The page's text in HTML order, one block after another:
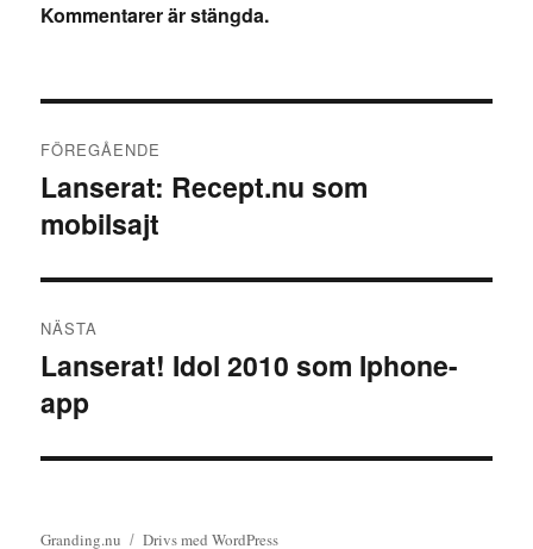
Kommentarer är stängda.
FÖREGÅENDE
Föregående
inlägg:
Lanserat: Recept.nu som
mobilsajt
NÄSTA
Nästa
inlägg:
Lanserat! Idol 2010 som Iphone-
app
Granding.nu Drivs med WordPress